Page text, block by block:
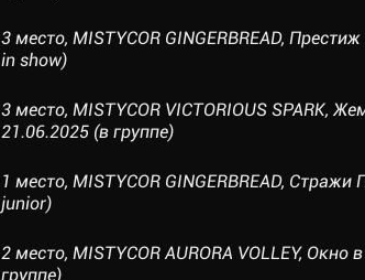
3 место, MISTYCOR GINGERBREAD,
in show)
3 место, MISTYCOR VICTORIOUS SPARK,
21.06.2025 (в группе)
1 место, MISTYCOR GINGERBREAD,
junior)
2 место, MISTYCOR AURORA VOLLEY, Окно
группе)